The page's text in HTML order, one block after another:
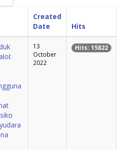
Created
Date
Hits
13
October
2022
Hits: 15822